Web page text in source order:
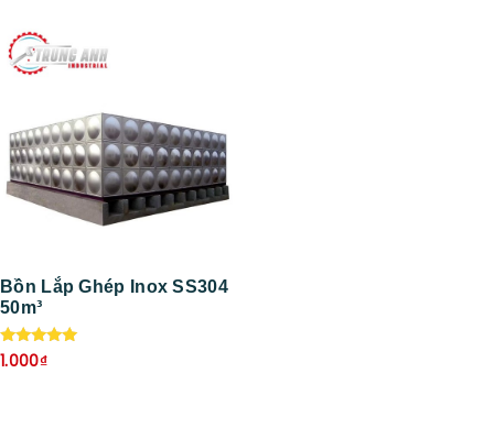
Bồn Lắp Ghép Inox SS304
50m³
Được xếp
hạng
1.000₫